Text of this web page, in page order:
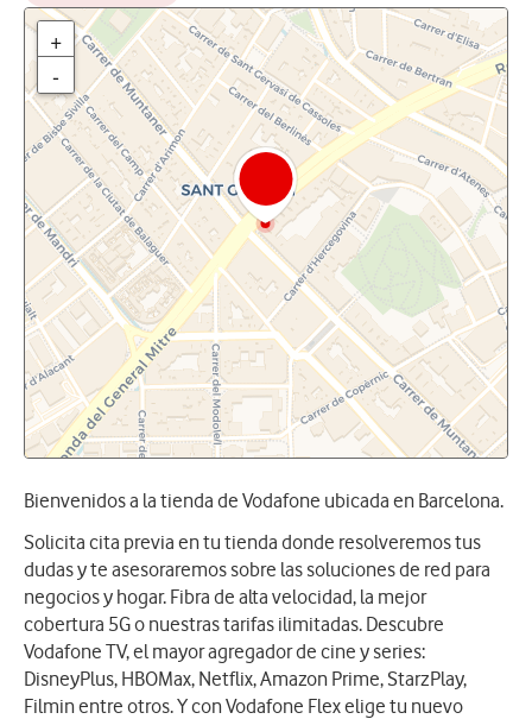
+
-
Bienvenidos a la tienda de Vodafone ubicada en Barcelona.
Solicita cita previa en tu tienda donde resolveremos tus
dudas y te asesoraremos sobre las soluciones de red para
negocios y hogar. Fibra de alta velocidad, la mejor
cobertura 5G o nuestras tarifas ilimitadas. Descubre
Vodafone TV, el mayor agregador de cine y series:
DisneyPlus, HBOMax, Netflix, Amazon Prime, StarzPlay,
Filmin entre otros. Y con Vodafone Flex elige tu nuevo